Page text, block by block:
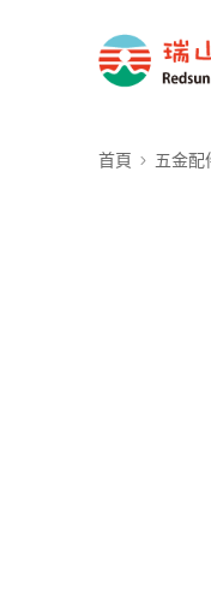
首頁 五金配